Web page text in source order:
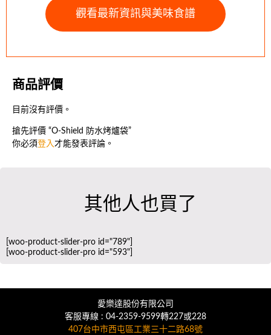
觀看最新資訊與美味食譜
商品評價
目前沒有評價。
搶先評價 “O-Shield 防水烤爐袋”
你必須登入才能發表評論。
其他人也買了
[woo-product-slider-pro id="789"]
[woo-product-slider-pro id="593"]
愛樂達股份有限公司
客服專線 : 04-2359-9599轉227或228
407台中市西屯區工業三十二路68號